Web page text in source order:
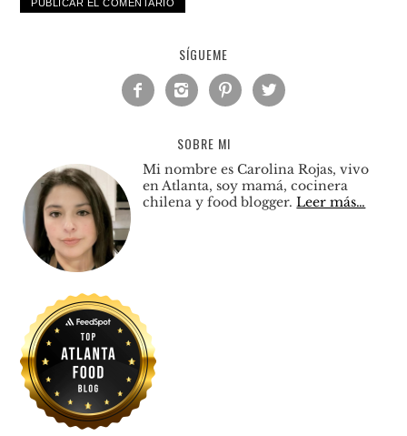
SÍGUEME
   
SOBRE MI
Mi nombre es Carolina Rojas, vivo
en Atlanta, soy mamá, cocinera
chilena y food blogger.Leer más…